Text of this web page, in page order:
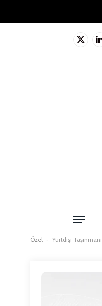
X
Özel - Yurtdışı